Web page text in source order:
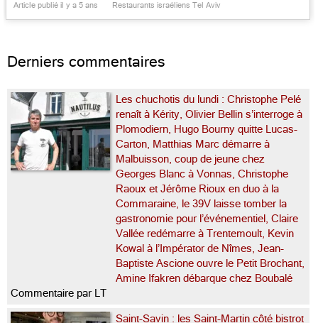
œufs, aux aubergines, mesabacha avec sa
Article publié il y a 5 ans Restaurants israéliens Tel Aviv
Derniers commentaires
Les chuchotis du lundi : Christophe Pelé
renaît à Kérity, Olivier Bellin s’interroge à
Plomodiern, Hugo Bourny quitte Lucas-
Carton, Matthias Marc démarre à
Malbuisson, coup de jeune chez
Georges Blanc à Vonnas, Christophe
Raoux et Jérôme Rioux en duo à la
Commaraine, le 39V laisse tomber la
gastronomie pour l’événementiel, Claire
Vallée redémarre à Trentemoult, Kevin
Kowal à l’Impérator de Nîmes, Jean-
Baptiste Ascione ouvre le Petit Brochant,
Amine Ifakren débarque chez Boubalé
Commentaire par LT
Saint-Savin : les Saint-Martin côté bistrot